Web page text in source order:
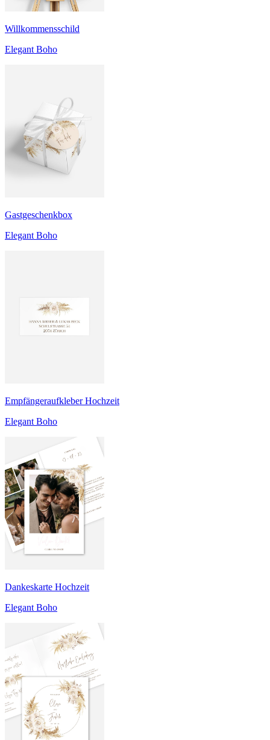
Willkommensschild
Elegant Boho
Gastgeschenkbox
Elegant Boho
Empfängeraufkleber Hochzeit
Elegant Boho
Dankeskarte Hochzeit
Elegant Boho